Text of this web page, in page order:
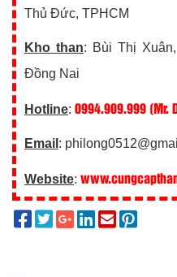
Thủ Đức, TPHCM
Kho than: Bùi Thị
Đồng Nai
Hotline: 0994.909.999 (Mr.
Email :
Website: